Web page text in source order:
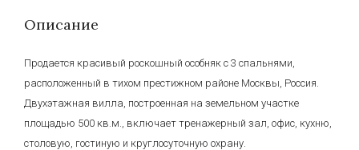
Описание
Продается красивый роскошный особняк с 3 спальнями,
расположенный в тихом престижном районе Москвы, Россия.
Двухэтажная вилла, построенная на земельном участке
площадью 500 кв.м., включает тренажерный зал, офис, кухню,
столовую, гостиную и круглосуточную охрану.